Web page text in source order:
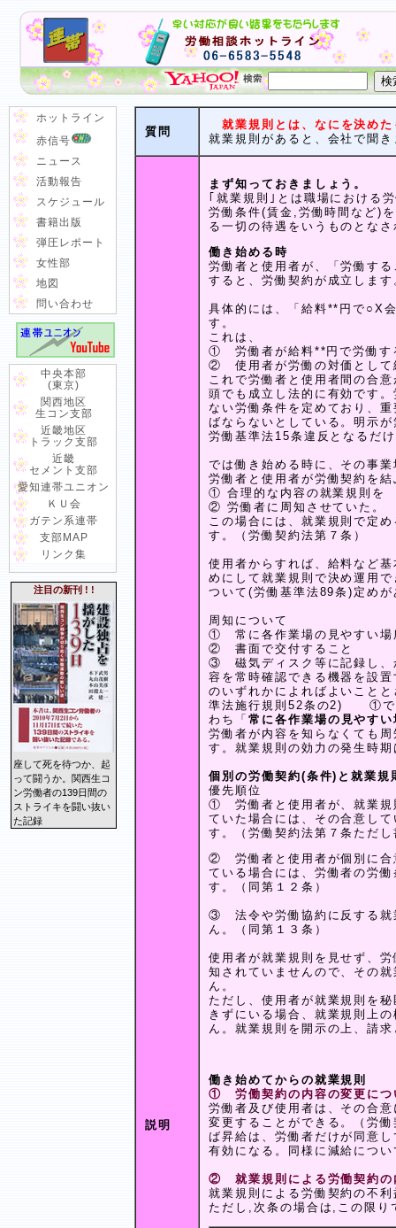
ホットライン
赤信号
ニュース
活動報告
スケジュール
書籍出版
弾圧レポート
女性部
地図
問い合わせ
中央本部
(東京)
関西地区
生コン支部
近畿地区
トラック支部
近畿
セメント支部
愛知連帯ユニオン
ＫＵ会
ガテン系連帯
支部MAP
リンク集
注目の新刊 ! !
座して死を待つか、起
って闘うか。関西生コ
ン労働者の139日間の
ストライキを闘い抜い
た記録
質問
就業規則とは、なにを決め
就業規則があると、会社で聞
説明
まず知っておきましょう。
｢就業規則｣とは職場における
労働条件(賃金,労働時間など)
る一切の待遇をいうものとな
働き始める時
労働者と使用者が、「労働す
すると、労働契約が成立しま
具体的には、「給料**円で○X
す。
これは、
① 労働者が給料**円で労働す
② 使用者が労働の対価として
これで労働者と使用者間の合
頭でも成立し法的に有効です
ない労働条件を定めており、
ばならないとしている。明示
労働基準法15条違反となるだ
では働き始める時に、その事
労働者と使用者が労働契約を
① 合理的な内容の就業規則を
② 労働者に周知させていた。
この場合には、就業規則で定
す。（労働契約法第７条）
使用者からすれば、給料など
めにして就業規則で決め運用
ついて(労働基準法89条)定め
周知について
① 常に各作業場の見やすい場
② 書面で交付すること
③ 磁気ディスク等に記録し、
容を常時確認できる機器を設
のいずれかによればよいこと
準法施行規則52条の2) ①で
わち「 常に各作業場の見やす
労働者が内容を知らなくても
す。就業規則の効力の発生時
個別の労働契約(条件)と就業規
優先順位
① 労働者と使用者が、就業規
ていた場合には、その合意し
す。（労働契約法第７条ただ
② 労働者と使用者が個別に合
ている場合には、労働者の労
す。（同第１２条）
③ 法令や労働協約に反する就
ん。（同第１３条）
使用者が就業規則を見せず、
知されていませんので、その
ん。
ただし、使用者が就業規則を
きずにいる場合、就業規則上
ん。就業規則を開示の上、請
働き始めてからの就業規則
① 労働契約の内容の変更につ
労働者及び使用者は、その合
変更することができる。（労
ば昇給は、労働者だけが同意
有効になる。同様に減給につ
② 就業規則による労働契約の
就業規則による労働契約の不
ただし,次条の場合は,この限り